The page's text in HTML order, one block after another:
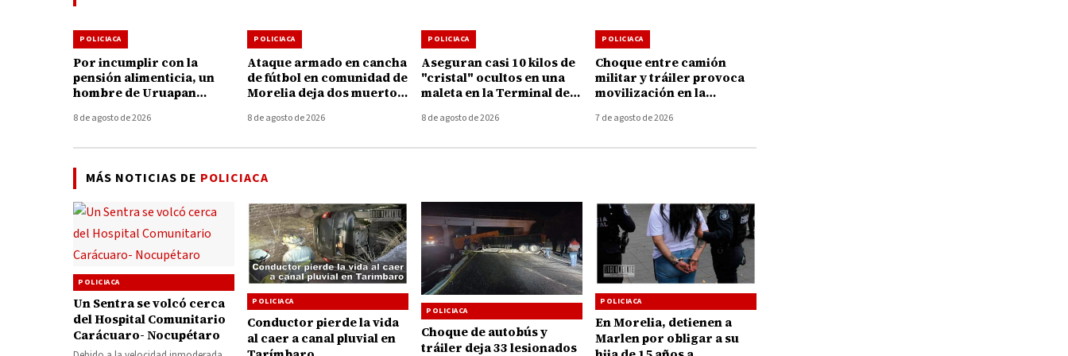
POLICIACA
Por incumplir con la
pensión alimenticia, un
hombre de Uruapan
mil pesos y pasará 1 año y
8 de agosto de 2026
POLICIACA
Ataque armado en cancha
de fútbol en comunidad de
Morelia deja dos muertos
8 de agosto de 2026
POLICIACA
Aseguran casi 10 kilos de
"cristal" ocultos en una
maleta en la Terminal de
8 de agosto de 2026
POLICIACA
Choque entre camión
militar y tráiler provoca
movilización en la
Taretan
7 de agosto de 2026
MÁS NOTICIAS DE POLICIACA
POLICIACA
Un Sentra se volcó cerca
del Hospital Comunitario
Carácuaro- Nocupétaro
POLICIACA
Conductor pierde la vida
al caer a canal pluvial en
POLICIACA
Choque de autobús y
tráiler deja 33 lesionados
POLICIACA
En Morelia, detienen a
Marlen por obligar a su